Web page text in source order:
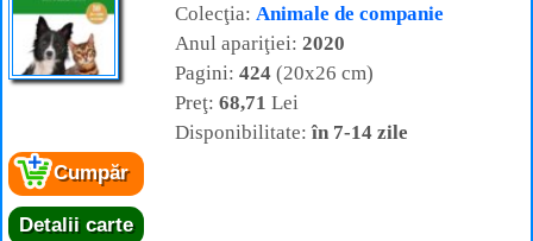
Cumpăr
Detalii carte
Colecţia: Animale de companie
Anul apariţiei: 2020
Pagini: 424 (20x26 cm)
Preţ: 68,71 Lei
Disponibilitate:în 7-14 zile